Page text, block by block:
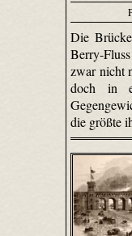
Die
Berry-
zwar nicht
doch in
die größte